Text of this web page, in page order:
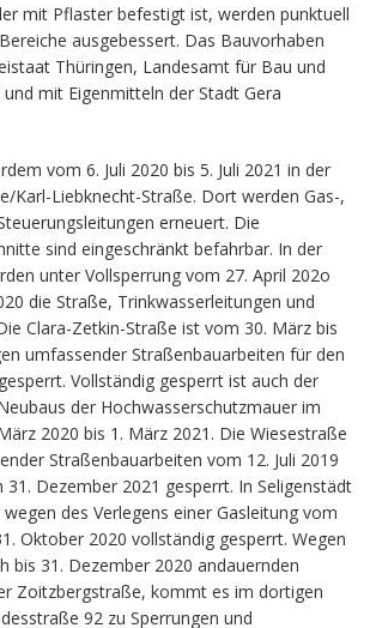
mit Pflaster befestigt ist, werden punktuell
ausgebessert. Das Bauvorhaben
Thüringen, Landesamt für Bau und
mit Eigenmitteln der Stadt Gera
vom 6. Juli 2020 bis 5. Juli 2021 in der
Karl-Liebknecht-Straße. Dort werden Gas-,
erneuert. Die
sind eingeschränkt befahrbar. In der
unter Vollsperrung vom 27. April 202o
die Straße, Trinkwasserleitungen und
Clara-Zetkin-Straße ist vom 30. März bis
umfassender Straßenbauarbeiten für den
Vollständig gesperrt ist auch der
der Hochwasserschutzmauer im
2020 bis 1. März 2021. Die Wiesestraße
Straßenbauarbeiten vom 12. Juli 2019
31. Dezember 2021 gesperrt. In Seligenstädt
des Verlegens einer Gasleitung vom
Oktober 2020 vollständig gesperrt. Wegen
bis 31. Dezember 2020 andauernden
Zoitzbergstraße, kommt es im dortigen
92 zu Sperrungen und